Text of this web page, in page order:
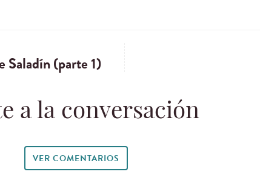
Saladín (parte 1)
a la conversación
VER COMENTARIOS